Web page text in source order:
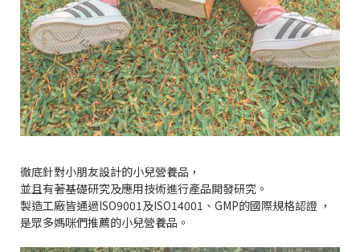
徹底針對小朋友設計的小兒營養品，
並且有著基礎研究及應用技術進行產品開發研究。
製造工廠皆通過ISO9001及ISO14001、GMP的國際規格認證 ，
是眾多媽咪們推薦的小兒營養品。